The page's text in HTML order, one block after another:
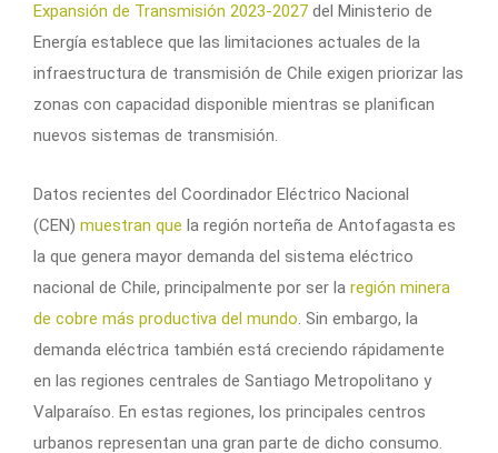
Expansión de Transmisión 2023-2027 del Ministerio de
Energía establece que las limitaciones actuales de la
infraestructura de transmisión de Chile exigen priorizar las
zonas con capacidad disponible mientras se planifican
nuevos sistemas de transmisión.
Datos recientes del Coordinador Eléctrico Nacional
(CEN) muestran que la región norteña de Antofagasta es
la que genera mayor demanda del sistema eléctrico
nacional de Chile, principalmente por ser la región minera
de cobre más productiva del mundo. Sin embargo, la
demanda eléctrica también está creciendo rápidamente
en las regiones centrales de Santiago Metropolitano y
Valparaíso. En estas regiones, los principales centros
urbanos representan una gran parte de dicho consumo.